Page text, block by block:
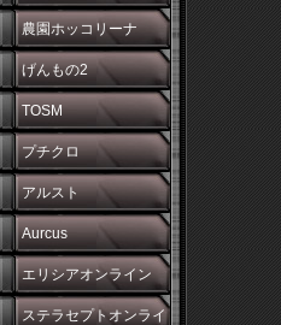
農園ホッコリーナ
げんもの2
TOSM
プチクロ
アルスト
Aurcus
エリシアオンライン
ステラセプトオンライ